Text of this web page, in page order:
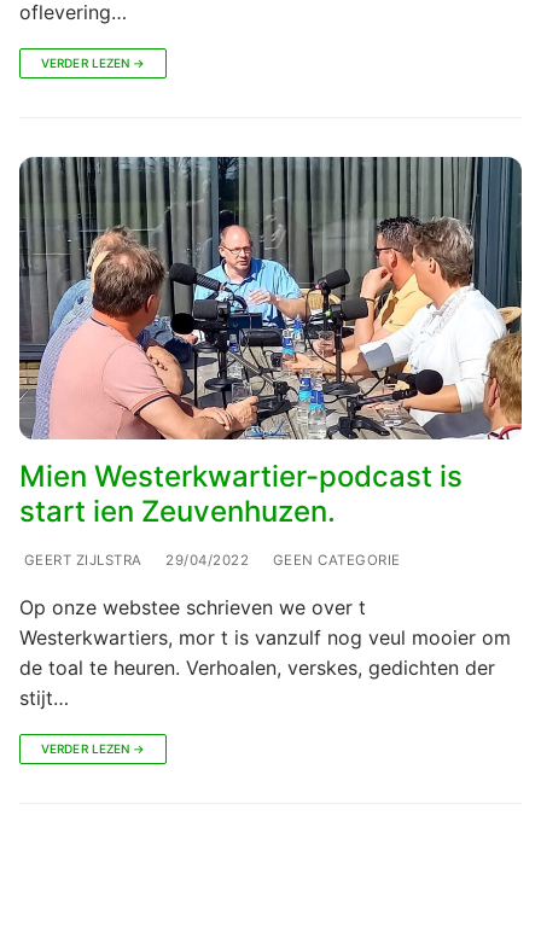
oflevering…
VERDER LEZEN →
Mien Westerkwartier-podcast is
start ien Zeuvenhuzen.
GEERT ZIJLSTRA 29/04/2022 GEEN CATEGORIE
Op onze webstee schrieven we over t
Westerkwartiers, mor t is vanzulf nog veul mooier om
de toal te heuren. Verhoalen, verskes, gedichten der
stijt…
VERDER LEZEN →